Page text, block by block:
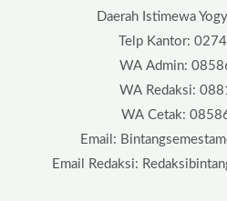
Daerah Istimewa
Telp Kantor:
WA Admin:
WA Redaksi:
WA Cetak:
Email:
Email Redaksi: